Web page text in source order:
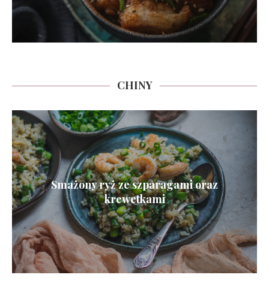
CHINY
Smażony ryż ze szparagami oraz
krewetkami